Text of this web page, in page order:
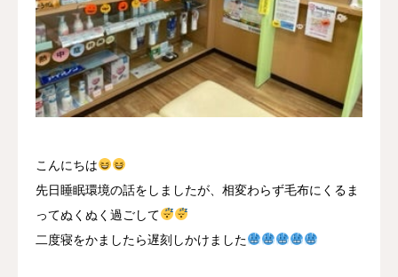
こんにちは
先日睡眠環境の話をしましたが、相変わらず毛布にくるま
ってぬくぬく過ごして
二度寝をかましたら遅刻しかけました
採用情報
お問い合わせ